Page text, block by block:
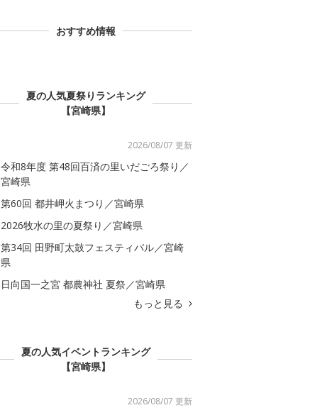
おすすめ情報
夏の人気夏祭りランキング
【宮崎県】
2026/08/07 更新
令和8年度 第48回百済の里いだごろ祭り／
宮崎県
第60回 都井岬火まつり／宮崎県
2026牧水の里の夏祭り／宮崎県
第34回 田野町太鼓フェスティバル／宮崎
県
日向国一之宮 都農神社 夏祭／宮崎県
もっと見る
夏の人気イベントランキング
【宮崎県】
2026/08/07 更新